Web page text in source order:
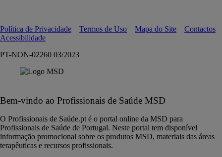
Política de Privacidade Termos de Uso Mapa do Site
Contactos
Acessibilidade
PT-NON-02260 03/2023
Bem-vindo ao Profissionais de Saúde MSD
O Profissionais de Saúde.pt é o portal online da MSD para
Profissionais de Saúde de Portugal. Neste portal tem disponível
informação promocional sobre os produtos MSD, materiais das áreas
terapêuticas e recursos profissionais.